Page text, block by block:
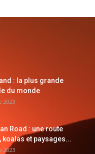
: la plus grande
du monde
2023
Road : une route
koalas et paysages...
2023